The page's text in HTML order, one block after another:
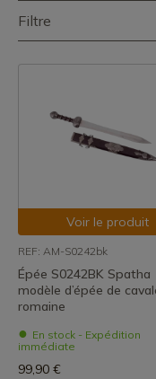
Filtre
Voir le produit
REF: AM-S0242bk
Épée S0242BK Spatha
modèle d’épée de
romaine
En stock - Expédition
immédiate
99,90 €